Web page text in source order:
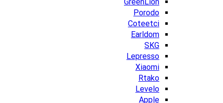
GreenLion
Porodo
Coteetci
Earldom
SKG
Lepresso
Xiaomi
Rtako
Levelo
Apple